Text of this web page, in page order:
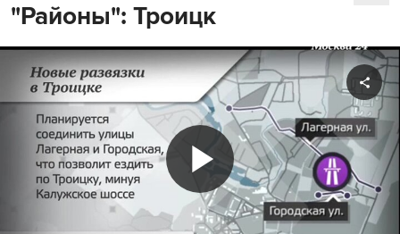
"Районы": Троицк
Play